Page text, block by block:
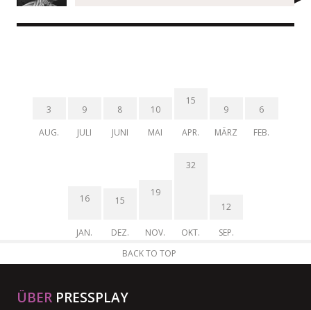
3
AUG.
9
JULI
8
JUNI
10
MAI
15
APR.
9
MÄRZ
6
FEB.
16
JAN.
15
DEZ.
19
NOV.
32
OKT.
12
SEP.
BACK TO TOP
ÜBER PRESSPLAY